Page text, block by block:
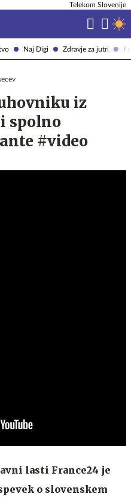
Naj Digi Zdravje za jutri
Telekom Slovenije
iz
spolno
#video
lasti France24 je
o slovenskem